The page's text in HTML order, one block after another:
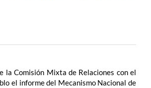
la Comisión Mixta de Relaciones con el
el informe del Mecanismo Nacional de